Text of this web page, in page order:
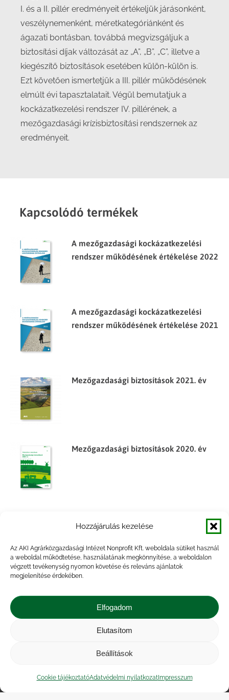
Hozzájárulás kezelése
Az AKI Agrárközgazdasági Intézet Nonprofit Kft. weboldala sütiket használ
a weboldal működtetése, használatának megkönnyítése, a weboldalon
végzett tevékenység nyomon követése és releváns ajánlatok
megjelenítése érdekében.
Elfogadom
Elutasítom
Beállítások
Cookie tájékoztatóAdatvédelmi nyilatkozatImpresszum
I. és a II. pillér eredményeit értékeljük járásonként,
veszélynemenként, méretkategóriánként és
ágazati bontásban, továbbá megvizsgáljuk a
biztosítási díjak változását az „A”, „B”, „C”, illetve a
kiegészítő biztosítások esetében külön-külön is.
Ezt követően ismertetjük a III. pillér működésének
elmúlt évi tapasztalatait. Végül bemutatjuk a
kockázatkezelési rendszer IV. pillérének, a
mezőgazdasági krízisbiztosítási rendszernek az
eredményeit.
Kapcsolódó termékek
A mezőgazdasági kockázatkezelési
rendszer működésének értékelése 2022
A mezőgazdasági kockázatkezelési
rendszer működésének értékelése 2021
Mezőgazdasági biztosítások 2021. év
Mezőgazdasági biztosítások 2020. év
rendszer működésének értékelése 2019
működésének értékelése, 2018
Közérdekű adatok
| Adatvédelmi nyilatkozat
|